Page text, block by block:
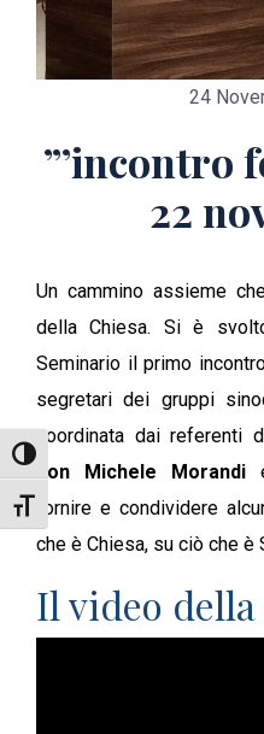
Attiva/disattiva alto contrasto
Attiva/disattiva dimensione
24
”’incontro
22
Un cammino assieme
della Chiesa. Si è
Seminario il primo
segretari dei gruppi
coordinata dai referenti
don Michele Morandi
fornire e condividere
che è Chiesa, su ciò che è
Il video